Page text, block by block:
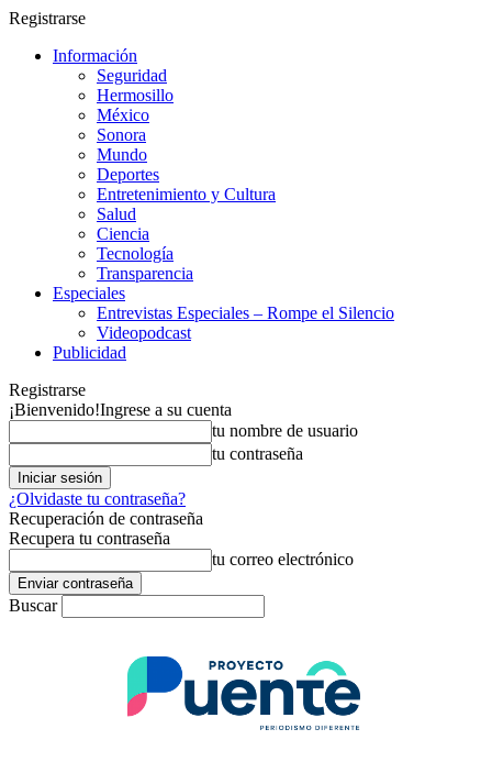
Registrarse
Información
Seguridad
Hermosillo
México
Sonora
Mundo
Deportes
Entretenimiento y Cultura
Salud
Ciencia
Tecnología
Transparencia
Especiales
Entrevistas Especiales – Rompe el Silencio
Videopodcast
Publicidad
Registrarse
¡Bienvenido!Ingrese a su cuenta
tu nombre de usuario
tu contraseña
¿Olvidaste tu contraseña?
Recuperación de contraseña
Recupera tu contraseña
tu correo electrónico
Buscar